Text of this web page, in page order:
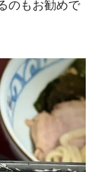
のもお勧めで